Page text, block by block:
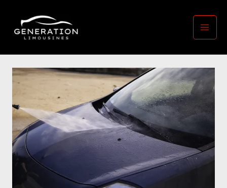
contenu
Main
articles